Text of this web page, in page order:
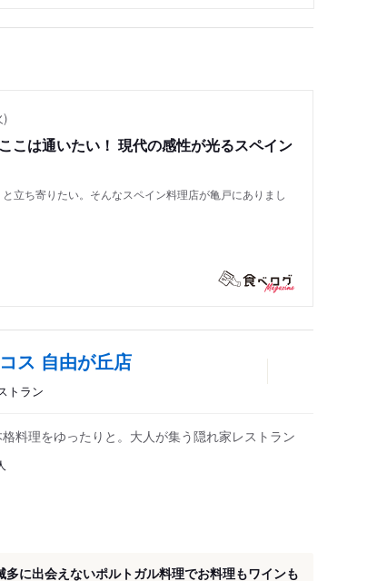
)
こは通いたい！ 現代の感性が光るスペイン
立ち寄りたい。そんなスペイン料理店が亀戸にありまし
ス 自由が丘店
トラン
料理をゆったりと。大人が集う隠れ家レストラン
に出会えないポルトガル料理でお料理もワインも